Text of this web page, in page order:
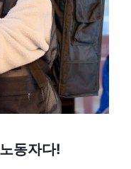
동자다!